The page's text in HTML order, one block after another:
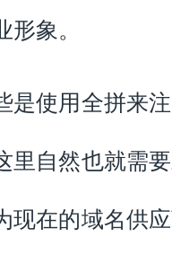
象。
使用全拼来注
里自然也就需
现在的域名供